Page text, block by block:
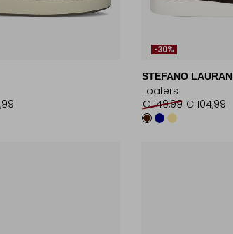
-30%
STEFANO LAURAN
Loafers
€ 149,99 € 104,99